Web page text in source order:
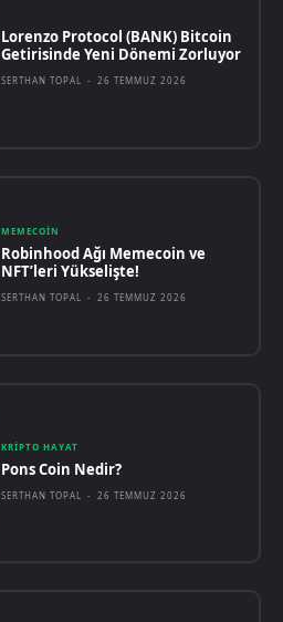
Lorenzo Protocol (BANK) Bitcoin
Getirisinde Yeni Dönemi Zorluyor
SERTHAN TOPAL - 26 TEMMUZ 2026
MEMECOIN
Robinhood Ağı Memecoin ve
NFT’leri Yükselişte!
SERTHAN TOPAL - 26 TEMMUZ 2026
KRIPTO HAYAT
Pons Coin Nedir?
SERTHAN TOPAL - 26 TEMMUZ 2026